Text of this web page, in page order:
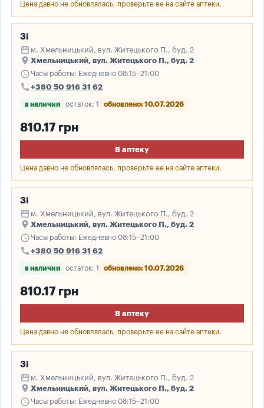
Цена давно не обновлялась, проверьте ее на сайте аптеки.
3і
storefront м. Хмельницький, вул. Житецького П., буд. 2
place Хмельницький, вул. Житецького П., буд. 2
scheduleЧасы работы: Ежедневно 08:15–21:00
call +380 50 916 31 62
в наличии остаток: 1 обновлено: 10.07.2026
810.17 грн
В аптеку
Цена давно не обновлялась, проверьте ее на сайте аптеки.
3і
storefront м. Хмельницький, вул. Житецького П., буд. 2
place Хмельницький, вул. Житецького П., буд. 2
scheduleЧасы работы: Ежедневно 08:15–21:00
call +380 50 916 31 62
в наличии остаток: 1 обновлено: 10.07.2026
810.17 грн
В аптеку
Цена давно не обновлялась, проверьте ее на сайте аптеки.
3і
storefront м. Хмельницький, вул. Житецького П., буд. 2
place Хмельницький, вул. Житецького П., буд. 2
scheduleЧасы работы: Ежедневно 08:15–21:00